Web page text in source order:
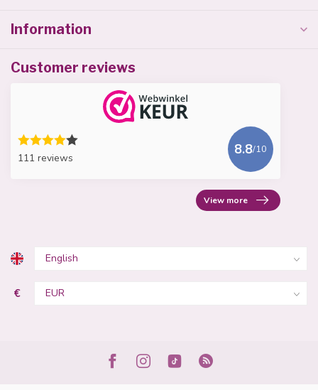
Information
Customer reviews
111 reviews
8.8/10
View more
€